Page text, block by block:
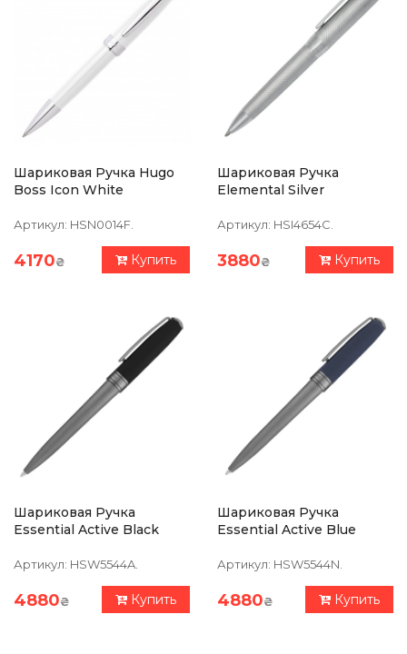
Шариковая Ручка Hugo
Boss Icon White
Артикул: HSN0014F.
4170₴ Купить
Шариковая Ручка
Elemental Silver
Артикул: HSI4654C.
3880₴ Купить
Шариковая Ручка
Essential Active Black
Артикул: HSW5544A.
4880₴ Купить
Шариковая Ручка
Essential Active Blue
Артикул: HSW5544N.
4880₴ Купить